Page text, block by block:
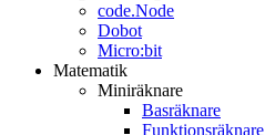
code.Node
Dobot
Micro:bit
Matematik
Miniräknare
Basräknare
Funktionsräknare